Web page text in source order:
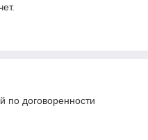
по договоренности